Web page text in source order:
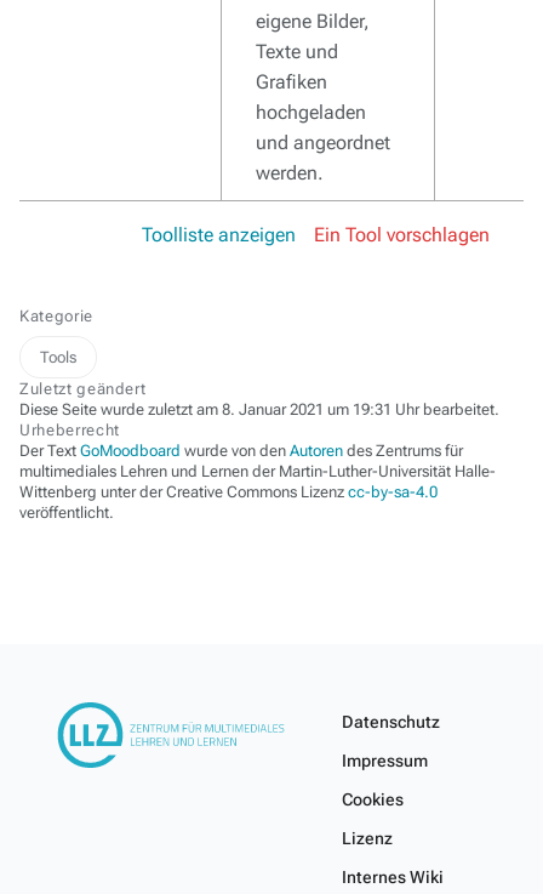
eigene Bilder,
Texte und
Grafiken
hochgeladen
und angeordnet
werden.
Toolliste anzeigen Ein Tool vorschlagen
Kategorie
Tools
Zuletzt geändert
Diese Seite wurde zuletzt am 8. Januar 2021 um 19:31 Uhr bearbeitet.
Urheberrecht
Der Text GoMoodboard wurde von den Autoren des Zentrums für
multimediales Lehren und Lernen der Martin-Luther-Universität Halle-
Wittenberg unter der Creative Commons Lizenz cc-by-sa-4.0
veröffentlicht.
Datenschutz
Impressum
Cookies
Lizenz
Internes Wiki